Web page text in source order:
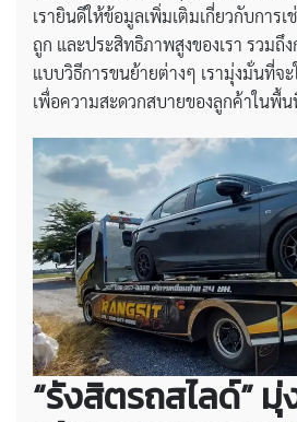
เรายินดีให้ข้อมูลเพิ่มเติมเกี่ยวกับการเ
ถูก และประสิทธิภาพสูงของเรา รวมถึ
แบบวิธีการขนย้ายต่างๆ เรามุ่งมั่นที่จ
เพื่อความสะดวกสบายของลูกค้าในพื้
“รังสิตรถสไลด์”